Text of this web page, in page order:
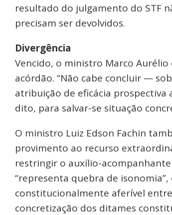
resultado do julgamento do STF
precisam ser devolvidos.
Divergência
Vencido, o ministro Marco
acórdão. “Não cabe concluir —
atribuição de eficácia
dito, para salvar-se situação
O ministro Luiz Edson Fachin
provimento ao recurso
restringir o auxílio-
“representa quebra de
constitucionalmente aferível entre
concretização dos ditames